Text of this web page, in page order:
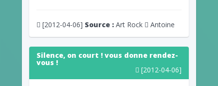
[2012-04-06] Source : Art Rock Antoine
Silence, on court ! vous donne rendez-
vous !
[2012-04-06]